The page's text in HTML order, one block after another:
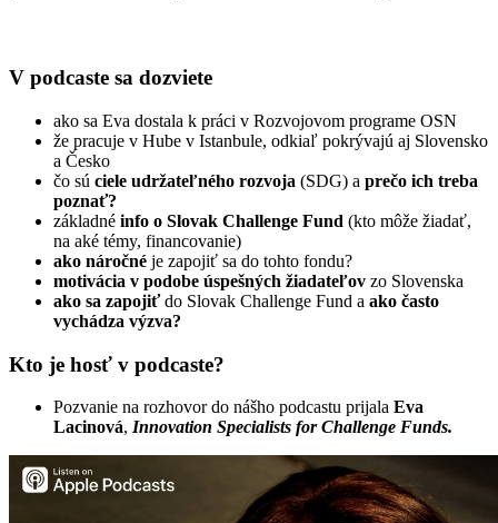
V podcaste sa dozviete
ako sa Eva dostala k práci v Rozvojovom programe OSN
že pracuje v Hube v Istanbule, odkiaľ pokrývajú aj Slovensko
a Česko
čo sú ciele udržateľného rozvoja (SDG) a prečo ich treba
poznať?
základné info o Slovak Challenge Fund (kto môže žiadať,
na aké témy, financovanie)
ako náročné je zapojiť sa do tohto fondu?
motivácia v podobe úspešných žiadateľov zo Slovenska
ako sa zapojiťdo Slovak Challenge Fund a ako často
vychádza výzva?
Kto je hosť v podcaste?
Pozvanie na rozhovor do nášho podcastu prijala Eva
Lacinová, Innovation Specialists for Challenge Funds.